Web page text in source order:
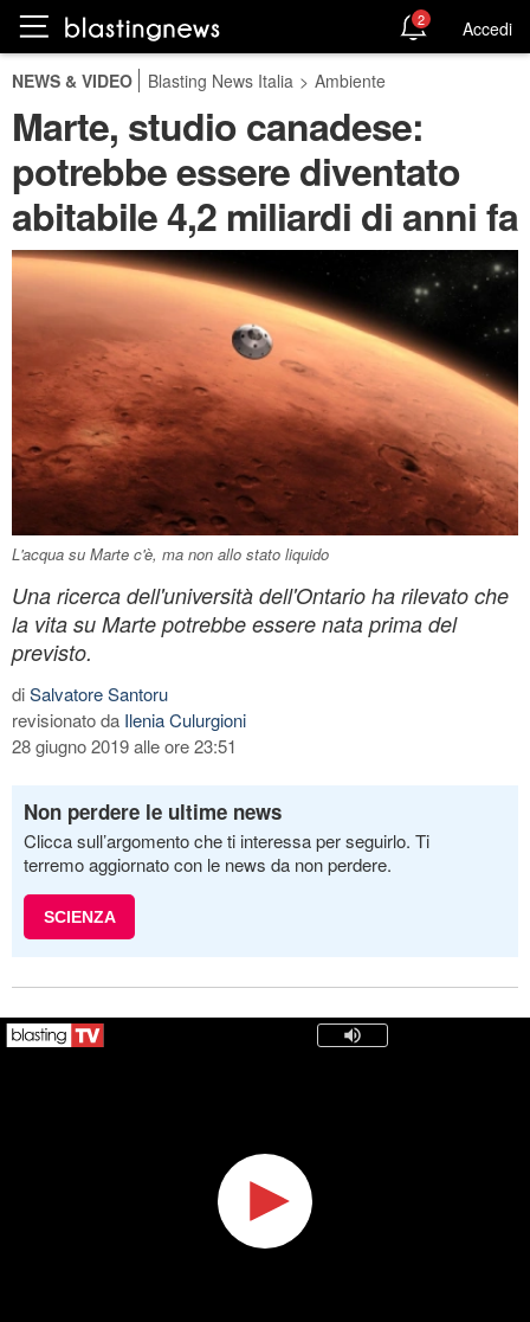
2 Accedi
NEWS & VIDEO Blasting News Italia > Ambiente
Marte, studio canadese:
potrebbe essere diventato
abitabile 4,2 miliardi di anni fa
L'acqua su Marte c'è, ma non allo stato liquido
Una ricerca dell'università dell'Ontario ha rilevato che
la vita su Marte potrebbe essere nata prima del
previsto.
diSalvatore Santoru
revisionato da Ilenia Culurgioni
28 giugno 2019 alle ore 23:51
Non perdere le ultime news
Clicca sull’argomento che ti interessa per seguirlo. Ti
terremo aggiornato con le news da non perdere.
SCIENZA